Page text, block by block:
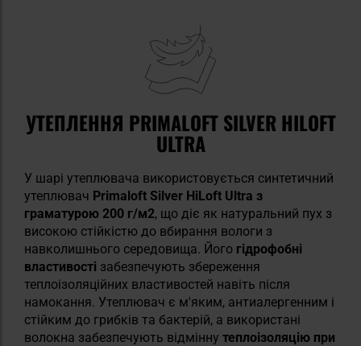
УТЕПЛЕННЯ PRIMALOFT SILVER HILOFT
ULTRA
У шарі утеплювача використовується синтетичний
утеплювач Primaloft Silver HiLoft Ultra з
граматурою 200 г/м2, що діє як натуральний пух з
високою стійкістю до вбирання вологи з
навколишнього середовища. Його гідрофобні
властивості забезпечують збереження
теплоізоляційних властивостей навіть після
намокання. Утеплювач є м'яким, антиалергенним і
стійким до грибків та бактерій, а використані
волокна забезпечують відмінну теплоізоляцію при